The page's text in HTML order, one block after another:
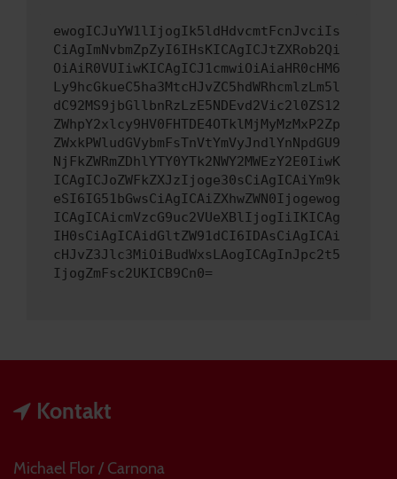
ewogICJuYW1lIjogIk5ldHdvcmtFcnJvciIs
CiAgImNvbmZpZyI6IHsKICAgICJtZXRob2Qi
OiAiR0VUIiwKICAgICJ1cmwiOiAiaHR0cHM6
Ly9hcGkueC5ha3MtcHJvZC5hdWRhcmlzLm5l
dC92MS9jbGllbnRzLzE5NDEvd2Vic2l0ZS12
ZWhpY2xlcy9HV0FHTDE4OTklMjMyMzMxP2Zp
ZWxkPWludGVybmFsTnVtYmVyJndlYnNpdGU9
NjFkZWRmZDhlYTY0YTk2NWY2MWEzY2E0IiwK
ICAgICJoZWFkZXJzIjoge30sCiAgICAiYm9k
eSI6IG51bGwsCiAgICAiZXhwZWN0Ijogewog
ICAgICAicmVzcG9uc2VUeXBlIjogIiIKICAg
IH0sCiAgICAidGltZW91dCI6IDAsCiAgICAi
cHJvZ3Jlc3MiOiBudWxsLAogICAgInJpc2t5
IjogZmFsc2UKICB9Cn0=
Kontakt
Michael Flor / Carnona